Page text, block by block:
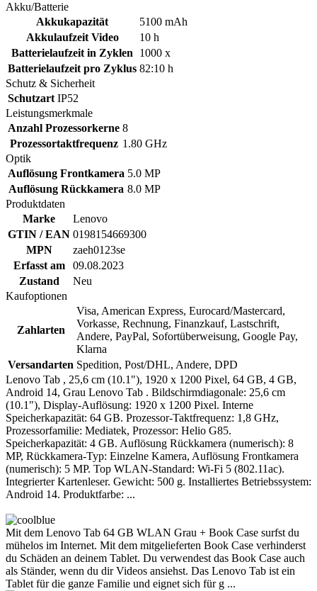
Akku/Batterie
Akkukapazität
5100 mAh
Akkulaufzeit Video
10 h
Batterielaufzeit in Zyklen
1000 x
Batterielaufzeit pro Zyklus 82:10 h
Schutz & Sicherheit
Schutzart IP52
Leistungsmerkmale
Anzahl Prozessorkerne 8
Prozessortaktfrequenz 1.80 GHz
Optik
Auflösung Frontkamera 5.0 MP
Auflösung Rückkamera 8.0 MP
Produktdaten
Marke
Lenovo
GTIN / EAN 0198154669300
MPN
zaeh0123se
Erfasst am
09.08.2023
Zustand
Neu
Kaufoptionen
Zahlarten
Visa, American Express, Eurocard/Mastercard,
Vorkasse, Rechnung, Finanzkauf, Lastschrift,
Andere, PayPal, Sofortüberweisung, Google Pay,
Klarna
Versandarten Spedition, Post/DHL, Andere, DPD
Lenovo Tab , 25,6 cm (10.1"), 1920 x 1200 Pixel, 64 GB, 4 GB,
Android 14, Grau Lenovo Tab . Bildschirmdiagonale: 25,6 cm
(10.1"), Display-Auflösung: 1920 x 1200 Pixel. Interne
Speicherkapazität: 64 GB. Prozessor-Taktfrequenz: 1,8 GHz,
Prozessorfamilie: Mediatek, Prozessor: Helio G85.
Speicherkapazität: 4 GB. Auflösung Rückkamera (numerisch): 8
MP, Rückkamera-Typ: Einzelne Kamera, Auflösung Frontkamera
(numerisch): 5 MP. Top WLAN-Standard: Wi-Fi 5 (802.11ac).
Integrierter Kartenleser. Gewicht: 500 g. Installiertes Betriebssystem:
Android 14. Produktfarbe: ...
Mit dem Lenovo Tab 64 GB WLAN Grau + Book Case surfst du
mühelos im Internet. Mit dem mitgelieferten Book Case verhinderst
du Schäden an deinem Tablet. Du verwendest das Book Case auch
als Ständer, wenn du dir Videos ansiehst. Das Lenovo Tab ist ein
Tablet für die ganze Familie und eignet sich für g ...